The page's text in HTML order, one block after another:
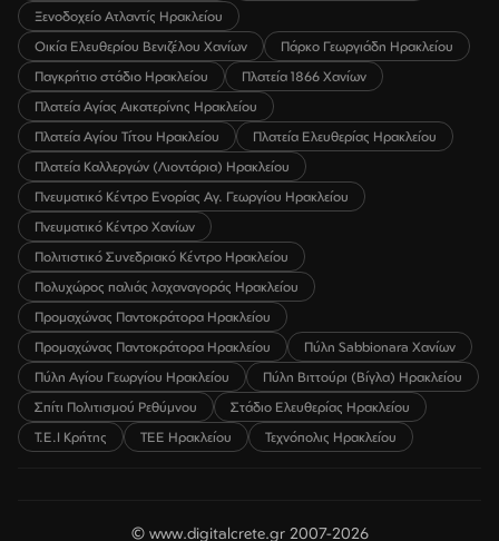
Ξενοδοχείο Ατλαντίς Ηρακλείου
Οικία Ελευθερίου Βενιζέλου Χανίων
Πάρκο Γεωργιάδη Ηρακλείου
Παγκρήτιο στάδιο Ηρακλείου
Πλατεία 1866 Χανίων
Πλατεία Αγίας Αικατερίνης Ηρακλείου
Πλατεία Αγίου Τίτου Ηρακλείου
Πλατεία Ελευθερίας Ηρακλείου
Πλατεία Καλλεργών (Λιοντάρια) Ηρακλείου
Πνευματικό Κέντρο Ενορίας Αγ. Γεωργίου Ηρακλείου
Πνευματικό Κέντρο Χανίων
Πολιτιστικό Συνεδριακό Κέντρο Ηρακλείου
Πολυχώρος παλιάς λαχαναγοράς Ηρακλείου
Προμαχώνας Παντοκράτορα Ηρακλείου
Προμαχώνας Παντοκράτορα Ηρακλείου
Πύλη Sabbionara Χανίων
Πύλη Αγίου Γεωργίου Ηρακλείου
Πύλη Βιττούρι (Βίγλα) Ηρακλείου
Σπίτι Πολιτισμού Ρεθύμνου
Στάδιο Ελευθερίας Ηρακλείου
Τ.Ε.Ι Κρήτης
ΤΕΕ Ηρακλείου Τεχνόπολις Ηρακλείου
© www.digitalcrete.gr 2007-2026